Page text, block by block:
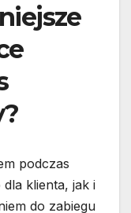
podczas
klienta, jak i
do zabiegu